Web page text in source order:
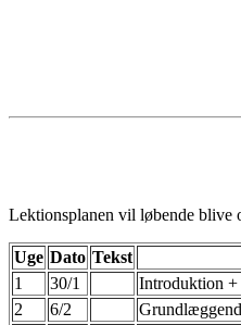
Lektionsplanen vil løbende blive
Uge Dato Tekst
1
30/1 Introduktion +
2
6/2